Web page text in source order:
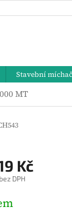
Stavební
MT
Kč
DPH